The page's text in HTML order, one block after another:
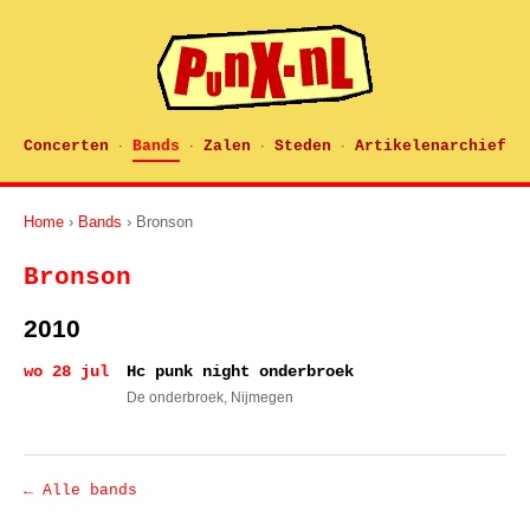
Concerten · Bands · Zalen · Steden · Artikelenarchief
Home › Bands › Bronson
Bronson
2010
wo 28 jul Hc punk night onderbroek
De onderbroek, Nijmegen
← Alle bands